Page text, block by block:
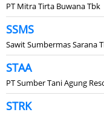
PT Mitra Tirta Buwana Tbk
SSMS
Sawit Sumbermas Sarana
STAA
PT Sumber Tani Agung
STRK